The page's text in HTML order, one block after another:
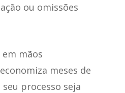
ou omissões
mãos
economiza meses de
processo seja